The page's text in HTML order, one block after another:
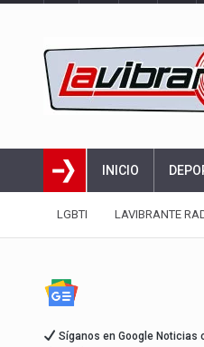
INICIO
LGBTI LAVIBRANTE
Síganos en Google Noticias